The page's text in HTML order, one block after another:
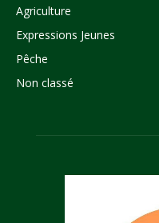
Agriculture
Expressions Jeunes
Pêche
Non classé